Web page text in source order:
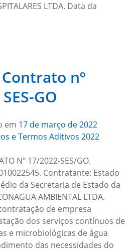
LTDA. Data da
nº
GO
em 17 de março de 2022
e Termos Aditivos 2022
Nº 17/2022-SES/GO.
Contratante: Estado
da Secretaria de Estado da
AMBIENTAL LTDA.
de empresa
dos serviços contínuos de
e microbiológicas de água
das necessidades do